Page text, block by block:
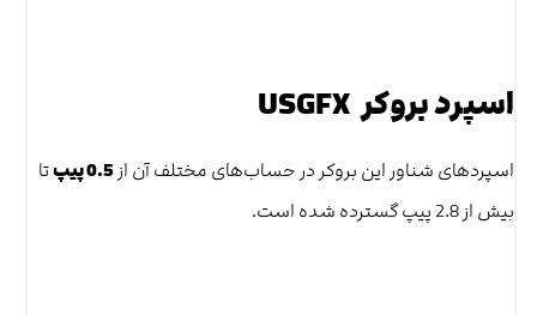
اسپرد بروکر USGFX
اسپردهای شناور این بروکر در حساب‌های مختلف آن از 0.5 پیپ
تا
بیش از 2.8 پیپ گسترده شده است.